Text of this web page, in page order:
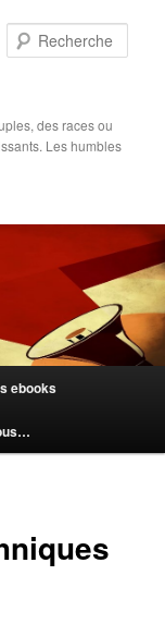
des races ou
Les humbles
ebooks